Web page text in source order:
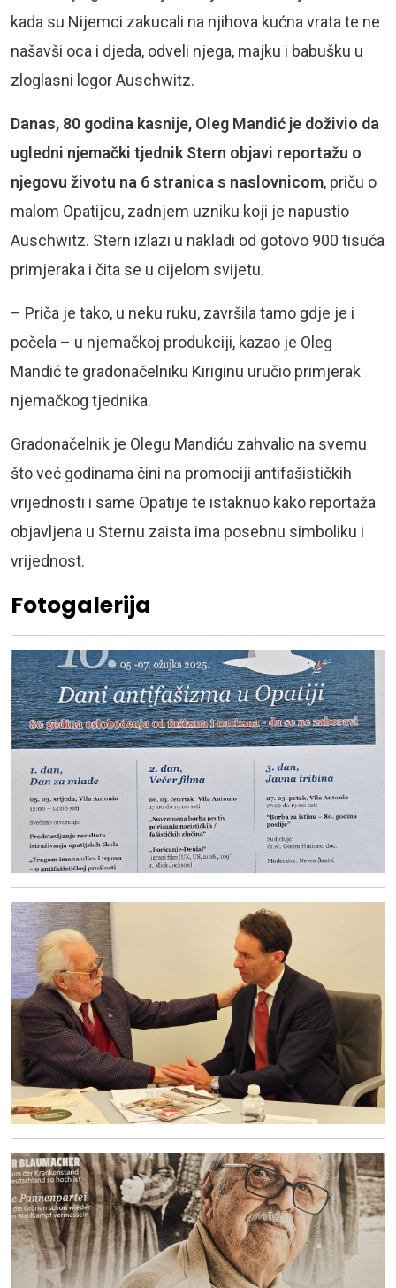
kada su Nijemci zakucali na njihova kućna vrata te ne
našavši oca i djeda, odveli njega, majku i babušku u
zloglasni logor Auschwitz.
Danas, 80 godina kasnije, Oleg Mandić je doživio da
ugledni njemački tjednik Stern objavi reportažu o
njegovu životu na 6 stranica s naslovnicom, priču o
malom Opatijcu, zadnjem uzniku koji je napustio
Auschwitz. Stern izlazi u nakladi od gotovo 900 tisuća
primjeraka i čita se u cijelom svijetu.
– Priča je tako, u neku ruku, završila tamo gdje je i
počela – u njemačkoj produkciji, kazao je Oleg
Mandić te gradonačelniku Kiriginu uručio primjerak
njemačkog tjednika.
Gradonačelnik je Olegu Mandiću zahvalio na svemu
što već godinama čini na promociji antifašističkih
vrijednosti i same Opatije te istaknuo kako reportaža
objavljena u Sternu zaista ima posebnu simboliku i
vrijednost.
Fotogalerija